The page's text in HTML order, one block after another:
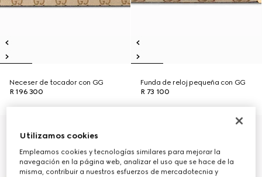
Neceser de tocador con GG
R 196 300
Funda de reloj pequeña con GG
R 73 100
Utilizamos cookies
Empleamos cookies y tecnologías similares para mejorar la
navegación en la página web, analizar el uso que se hace de la
misma, contribuir a nuestros esfuerzos de mercadotecnia y